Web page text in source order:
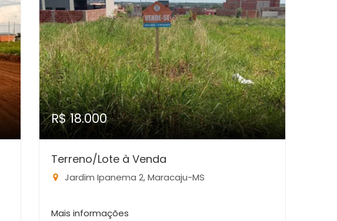
R$ 18.000
Terreno/Lote à Venda
Jardim Ipanema 2, Maracaju-MS
Mais informações